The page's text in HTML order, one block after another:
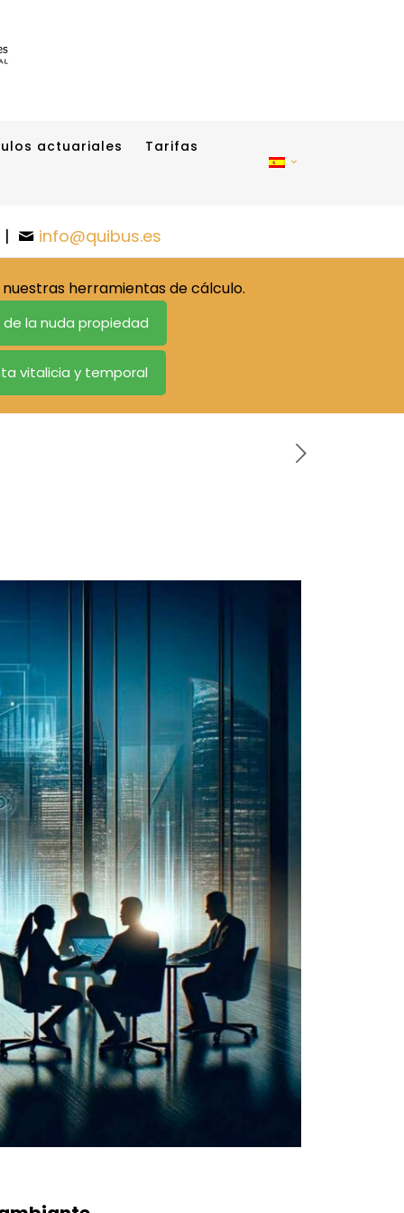
actuariales
Tarifas
| info@quibus.es
herramientas de cálculo.
de la nuda propiedad
vitalicia y temporal